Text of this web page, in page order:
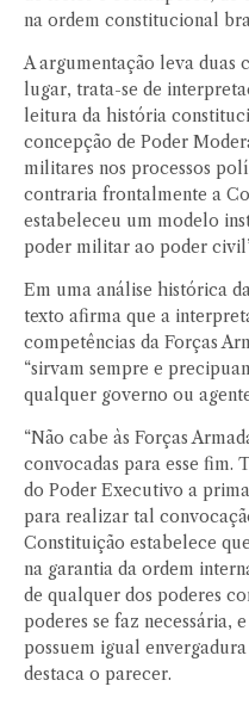
na ordem constitucional
A argumentação leva duas
lugar, trata-se de
leitura da história
concepção de Poder
militares nos processos
contraria frontalmente a
estabeleceu um modelo
poder militar ao poder
Em uma análise histórica
texto afirma que a
competências da Forças
“sirvam sempre e
qualquer governo ou
“Não cabe às Forças
convocadas para esse fim.
do Poder Executivo a
para realizar tal
Constituição estabelece
na garantia da ordem
de qualquer dos poderes
poderes se faz necessária,
possuem igual
destaca o parecer.